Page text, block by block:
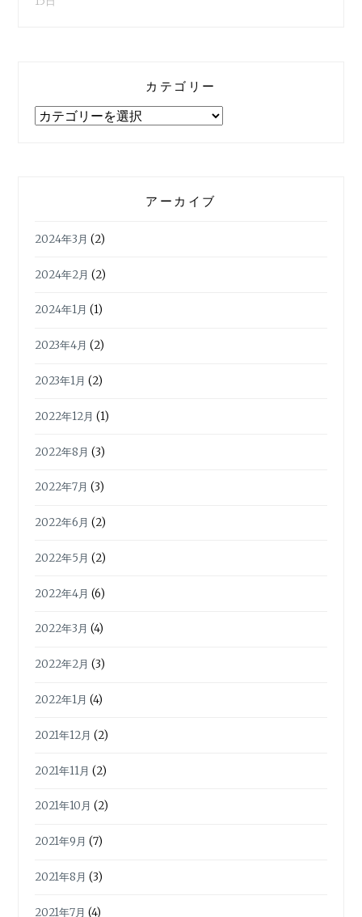
カテゴリー
カ
アーカイブ
2024年3月 (2)
2024年2月 (2)
2024年1月 (1)
2023年4月 (2)
2023年1月 (2)
2022年12月 (1)
2022年8月 (3)
2022年7月 (3)
2022年6月 (2)
2022年5月 (2)
2022年4月 (6)
2022年3月 (4)
2022年2月 (3)
2022年1月 (4)
2021年12月 (2)
2021年11月 (2)
2021年10月 (2)
2021年9月 (7)
2021年8月 (3)
2021年7月 (4)